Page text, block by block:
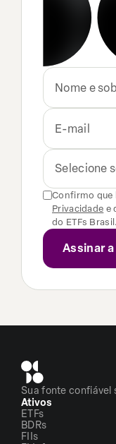
Selecione
Confirmo que
Privacidade e
do ETFs Brasil.
Sua fonte confiável
Ativos
ETFs
BDRs
FIIs